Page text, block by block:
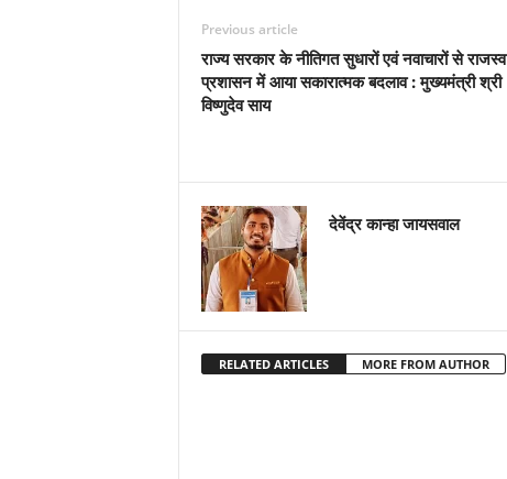
Previous article
राज्य सरकार के नीतिगत सुधारों एवं नवाचारों से राजस्व
प्रशासन में आया सकारात्मक बदलाव : मुख्यमंत्री श्री
विष्णुदेव साय
देवेंद्र कान्हा जायसवाल
RELATED ARTICLES MORE FROM AUTHOR